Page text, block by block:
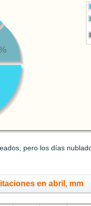
pero los días
en abril, mm